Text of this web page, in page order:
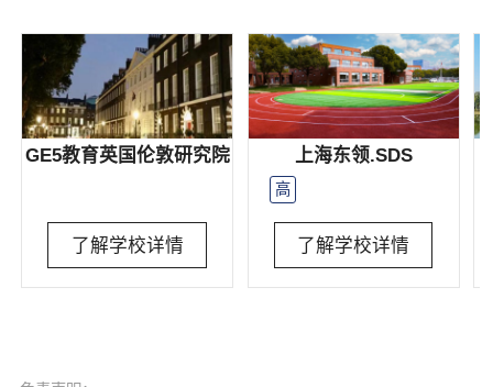
GE5教育英国伦敦研究院
了解学校详情
上海东领.SDS
高
了解学校详情